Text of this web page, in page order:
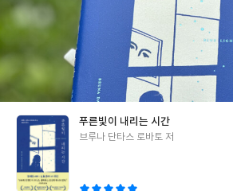
계로 나아갈수록 그 그늘 뒤에서 나를 기다리
마를 향한 아련함, 미안함, 그리고 말로 다
번 더 느끼게 해준 소설이
푸른빛이 내리는 시간
글
브루나 단타스 로바토 저